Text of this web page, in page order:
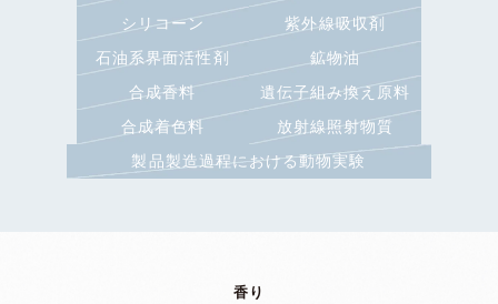
シリコーン
紫外線吸収剤
石油系界面活性剤
鉱物油
合成香料
遺伝子組み換え原料
合成着色料
放射線照射物質
製品製造過程における動物実験
香り